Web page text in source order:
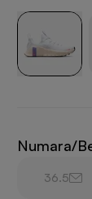
Numara/
36.5